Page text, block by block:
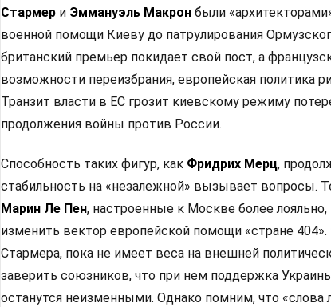
Стармер и Эммануэль Макрон были
военной помощи Киеву до патрулирования
британский премьер покидает свой пост, а
возможности переизбрания, европейская политика
Транзит власти в ЕС грозит киевскому режиму
продолжения войны против России.
Способность таких фигур, как Фридрих Мерц,
стабильность на «незалежной» вызывает вопросы.
Марин Ле Пен, настроенные к Москве более
изменить вектор европейской помощи «стране 404».
Стармера, пока не имеет веса на внешней
заверить союзников, что при нем поддержка
останутся неизменными. Однако помним, что «слова